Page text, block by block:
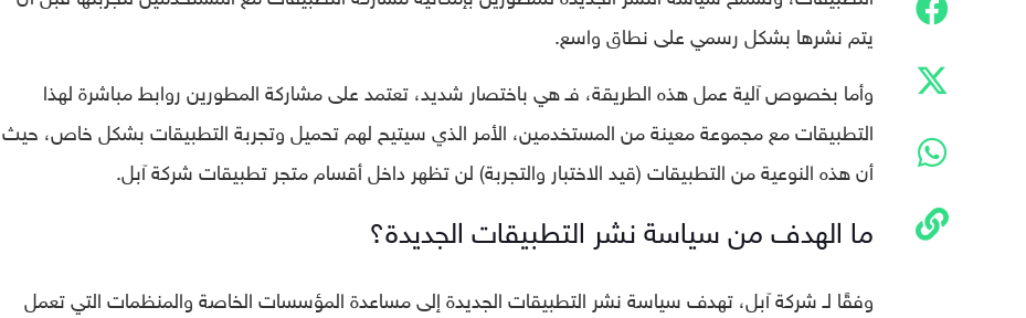
يتم نشرها بشكل رسمي على نطاق واسع.
وأما بخصوص آلية عمل هذه الطريقة، فـ هي باختصار شديد، تعتمد على مشاركة المطورين روابط مباشرة لهذا
التطبيقات مع مجموعة معينة من المستخدمين، الأمر الذي سيتيح لهم تحميل وتجربة التطبيقات بشكل خاص، حيث
أن هذه النوعية من التطبيقات (قيد الاختبار والتجربة) لن تظهر داخل أقسام متجر تطبيقات شركة آبل.
ما الهدف من سياسة نشر التطبيقات الجديدة؟
وفقًا لـ شركة آبل، تهدف سياسة نشر التطبيقات الجديدة إلى مساعدة المؤسسات الخاصة والمنظمات التي تعمل